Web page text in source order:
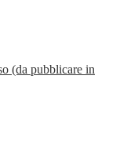
(da pubblicare in